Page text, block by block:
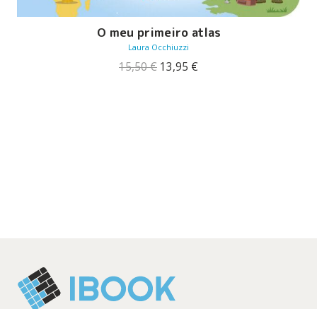
O meu primeiro atlas
Laura Occhiuzzi
15,50€ O
13,95 €